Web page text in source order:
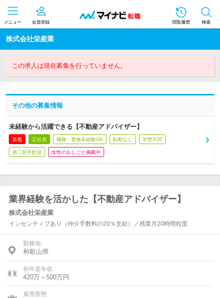
メニュー 会員登録 閲覧履歴 検索
株式会社栄産業
この求人は現在募集を行っていません。
その他の募集情報
未経験から活躍できる【不動産アドバイザー】
新着 正社員 職種・業種未経験OK 転勤なし 学歴不問
第二新卒歓迎 女性のおしごと掲載中
業界経験を活かした【不動産アドバイザー】
株式会社栄産業
インセンティブあり（仲介手数料の20％支給）／残業月20時間程度
勤務地
和歌山県
初年度年収
420万～500万円
雇用形態